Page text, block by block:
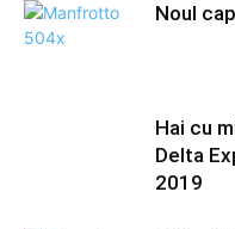
Noul
Hai cu
Delta
2019